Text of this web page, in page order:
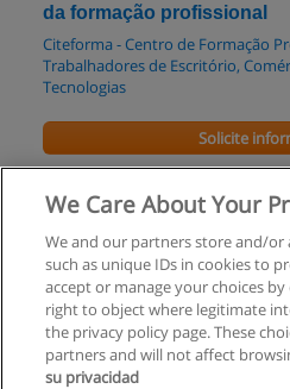
da formação profissional
Citeforma - Centro de Formação
Trabalhadores de Escritório,
Tecnologias
Solicite
Mestrado em Direito das
Solicite
We Care About Your
We and our partners store and/or
such as unique IDs in cookies to
accept or manage your choices
right to object where legitimate
the privacy policy page. These
partners and will not affect
su privacidad